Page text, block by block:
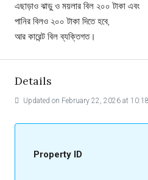
এছাড়াও ঝাড়ু ও ময়লার বিল ২০০ টাকা এবং
পানির বিলও ২০০ টাকা দিতে হবে,
আর কারেন্ট বিল ব্যক্তিগত।
Details
Updated on February 22, 2026 at
Property ID